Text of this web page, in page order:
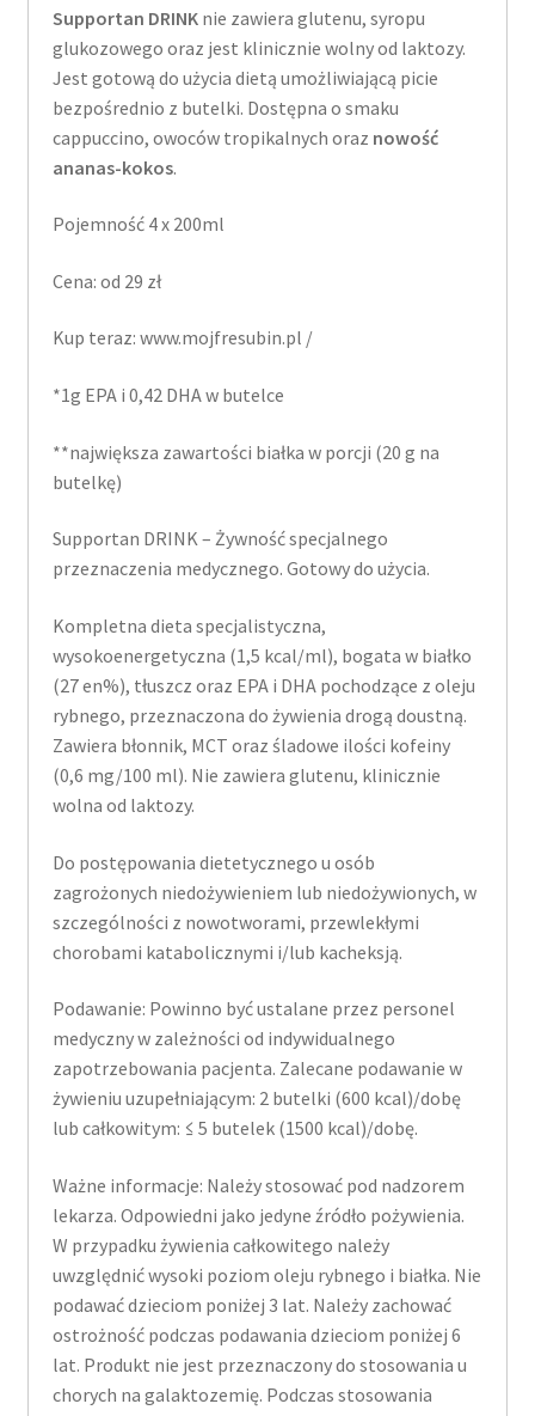
Supportan DRINK nie zawiera glutenu, syropu
glukozowego oraz jest klinicznie wolny od laktozy.
Jest gotową do użycia dietą umożliwiającą picie
bezpośrednio z butelki. Dostępna o smaku
cappuccino, owoców tropikalnych oraz nowość
ananas-kokos.
Pojemność 4 x 200ml
Cena: od 29 zł
Kup teraz: www.mojfresubin.pl /
*1g EPA i 0,42 DHA w butelce
**największa zawartości białka w porcji (20 g na
butelkę)
Supportan DRINK – Żywność specjalnego
przeznaczenia medycznego. Gotowy do użycia.
Kompletna dieta specjalistyczna,
wysokoenergetyczna (1,5 kcal/ml), bogata w białko
(27 en%), tłuszcz oraz EPA i DHA pochodzące z oleju
rybnego, przeznaczona do żywienia drogą doustną.
Zawiera błonnik, MCT oraz śladowe ilości kofeiny
(0,6 mg/100 ml). Nie zawiera glutenu, klinicznie
wolna od laktozy.
Do postępowania dietetycznego u osób
zagrożonych niedożywieniem lub niedożywionych, w
szczególności z nowotworami, przewlekłymi
chorobami katabolicznymi i/lub kacheksją.
Podawanie: Powinno być ustalane przez personel
medyczny w zależności od indywidualnego
zapotrzebowania pacjenta. Zalecane podawanie w
żywieniu uzupełniającym: 2 butelki (600 kcal)/dobę
lub całkowitym: ≤ 5 butelek (1500 kcal)/dobę.
Ważne informacje: Należy stosować pod nadzorem
lekarza. Odpowiedni jako jedyne źródło pożywienia.
W przypadku żywienia całkowitego należy
uwzględnić wysoki poziom oleju rybnego i białka. Nie
podawać dzieciom poniżej 3 lat. Należy zachować
ostrożność podczas podawania dzieciom poniżej 6
lat. Produkt nie jest przeznaczony do stosowania u
chorych na galaktozemię. Podczas stosowania